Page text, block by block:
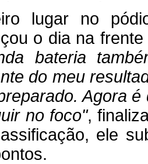
lugar no
o dia na
bateria
do meu
Agora
no foco",
ele